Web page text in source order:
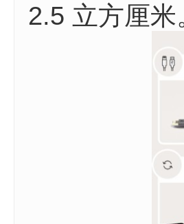
2.5 立方厘